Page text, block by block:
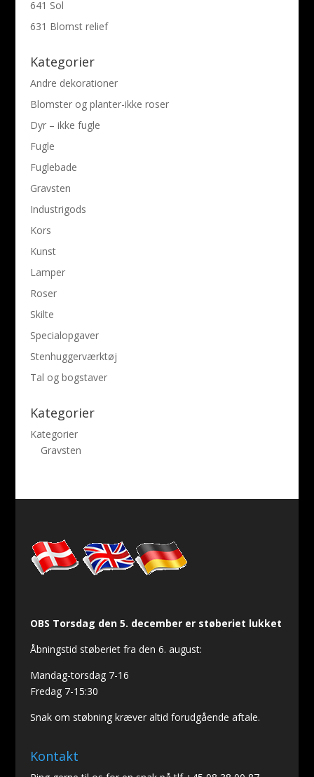
641 Sol
631 Blomst relief
Kategorier
Andre dekorationer
Blomster og planter-ikke roser
Dyr – ikke fugle
Fugle
Fuglebade
Gravsten
Industrigods
Kors
Kunst
Lamper
Roser
Skilte
Specialopgaver
Stenhuggerværktøj
Tal og bogstaver
Kategorier
Kategorier
Gravsten
OBS Torsdag den 5. december er støberiet lukket
Åbningstid støberiet fra den 6. august:
Mandag-torsdag 7-16
Fredag 7-15:30
Snak om støbning kræver altid forudgående aftale.
Kontakt